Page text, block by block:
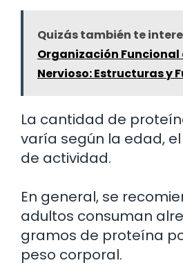
Quizás también te
Organización Funcional
Nervioso: Estructuras y
La cantidad de
varía según la edad, el
de actividad.
En general, se
adultos consuman
gramos de proteína
peso corporal.